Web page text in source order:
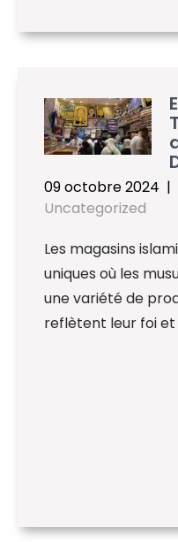
09 octobre 2024 |
Uncategorized
Les magasins
uniques où les
une variété de
reflètent leur foi et